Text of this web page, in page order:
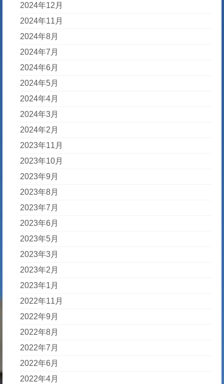
2024年12月
2024年11月
2024年8月
2024年7月
2024年6月
2024年5月
2024年4月
2024年3月
2024年2月
2023年11月
2023年10月
2023年9月
2023年8月
2023年7月
2023年6月
2023年5月
2023年3月
2023年2月
2023年1月
2022年11月
2022年9月
2022年8月
2022年7月
2022年6月
2022年4月